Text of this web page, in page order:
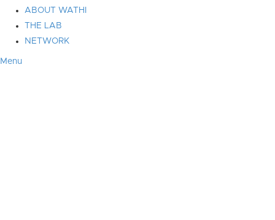
ABOUT WATHI
THE LAB
NETWORK
Menu